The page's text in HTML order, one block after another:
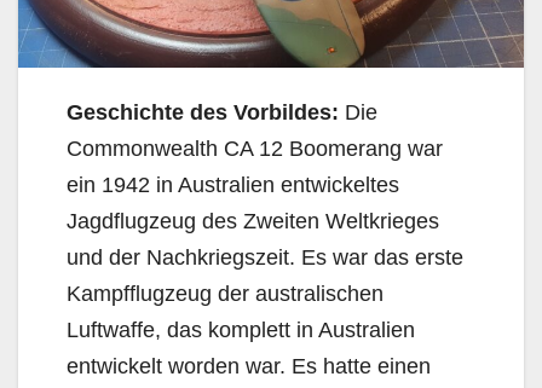
Geschichte des Vorbildes: Die
Commonwealth CA 12 Boomerang war
ein 1942 in Australien entwickeltes
Jagdflugzeug des Zweiten Weltkrieges
und der Nachkriegszeit. Es war das erste
Kampfflugzeug der australischen
Luftwaffe, das komplett in Australien
entwickelt worden war. Es hatte einen